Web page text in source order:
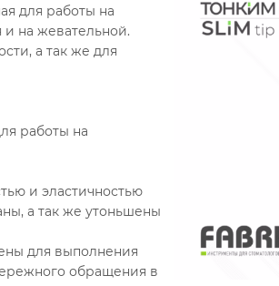
для работы на
и на жевательной.
а так же для
работы на
и эластичностью
а так же утоньшены
для выполнения
обращения в